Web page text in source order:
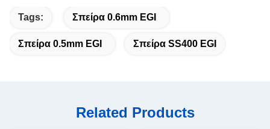
Tags: Σπείρα 0.6mm EGI
Σπείρα 0.5mm EGI Σπείρα SS400 EGI
Related Products